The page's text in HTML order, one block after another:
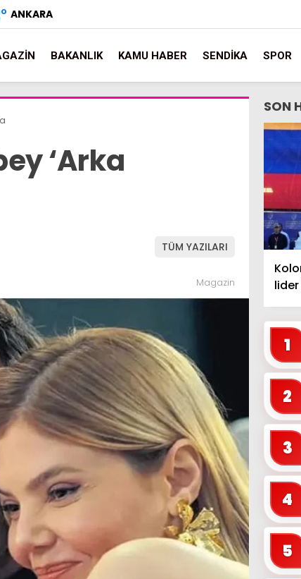
° ANKARA
BAKANLIK KAMU HABER SENDIKA SPOR
‘Arka
TÜM YAZILARI
Magazin
SON
1
2
3
4
5